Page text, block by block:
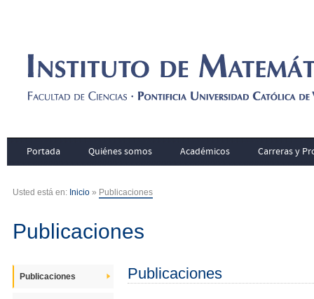
Portada Quiénes somos Académicos Carreras y
Usted está en: Inicio » Publicaciones
Publicaciones
Publicaciones Publicaciones